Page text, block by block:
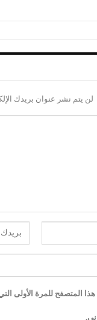
لن يتم نشر عنوان بريدك
المتصفح للمرة الأولى